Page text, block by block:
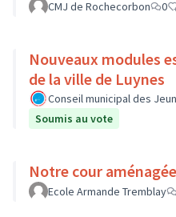
CMJ de Rochecorbon 0
Nouveaux modules
de la ville de Luynes
Conseil municipal des
Soumis au vote
Notre cour
Ecole Armande Tremblay